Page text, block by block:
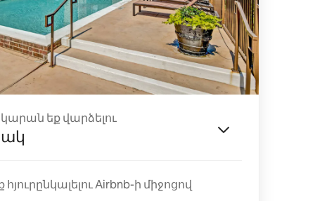
եք վարձելու
Airbnb-ի միջոցով